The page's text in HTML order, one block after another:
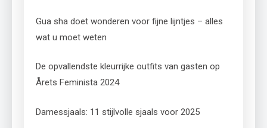
Gua sha doet wonderen voor fijne lijntjes – alles
wat u moet weten
De opvallendste kleurrijke outfits van gasten op
Årets Feminista 2024
Damessjaals: 11 stijlvolle sjaals voor 2025